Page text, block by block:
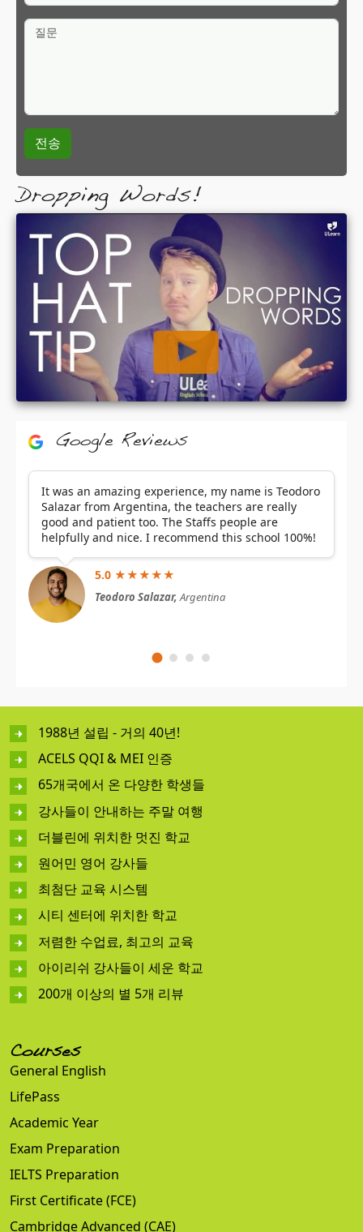
질문
Dropping Words!
Google Reviews
It was an amazing experience, my name is Teodoro
Salazar from Argentina, the teachers are really
good and patient too. The Staffs people are
helpfully and nice. I recommend this school 100%!
5.0 ★★★★★
Teodoro Salazar,Argentina
1988년 설립 - 거의 40년!
ACELS QQI & MEI 인증
65개국에서 온 다양한 학생들
강사들이 안내하는 주말 여행
더블린에 위치한 멋진 학교
원어민 영어 강사들
최첨단 교육 시스템
시티 센터에 위치한 학교
저렴한 수업료, 최고의 교육
아이리쉬 강사들이 세운 학교
200개 이상의 별 5개 리뷰
Courses
General English
LifePass
Academic Year
Exam Preparation
IELTS Preparation
First Certificate (FCE)
Cambridge Advanced (CAE)